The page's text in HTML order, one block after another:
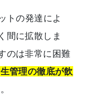
トの発達によ
間に拡散しま
のは非常に困難
管理の徹底が飲